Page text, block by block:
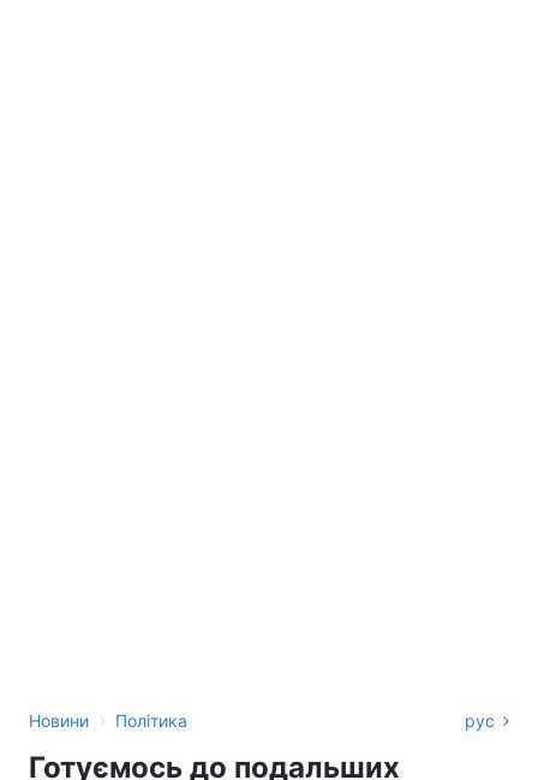
Новини › Політика рус
Готуємось до подальших